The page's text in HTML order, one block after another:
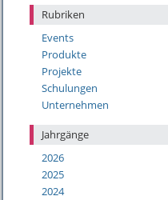
Rubriken
Events
Produkte
Projekte
Schulungen
Unternehmen
Jahrgänge
2026
2025
2024